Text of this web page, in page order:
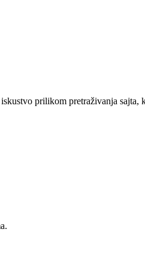
prilikom pretraživanja sajta,